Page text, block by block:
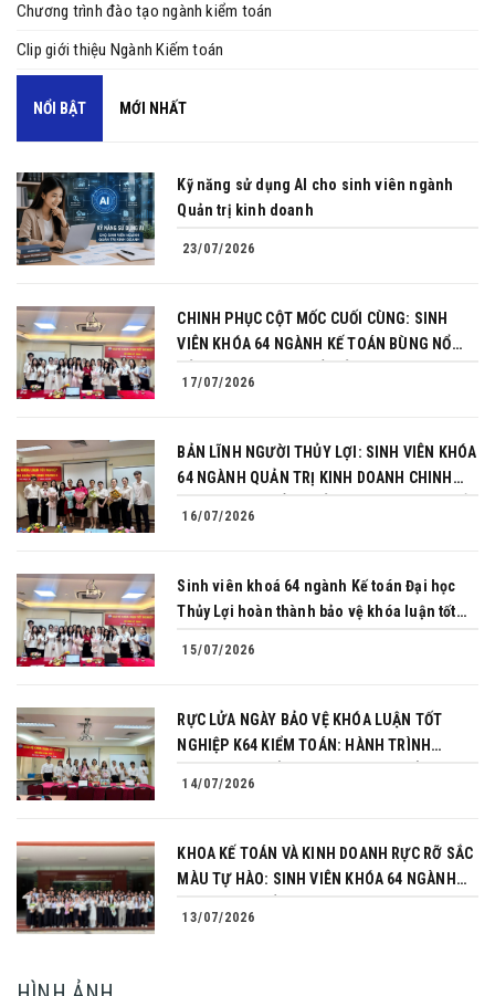
Chương trình đào tạo ngành kiểm toán
Clip giới thiệu Ngành Kiếm toán
NỔI BẬT MỚI NHẤT
Kỹ năng sử dụng AI cho sinh viên ngành
Quản trị kinh doanh
23/07/2026
CHINH PHỤC CỘT MỐC CUỐI CÙNG: SINH
VIÊN KHÓA 64 NGÀNH KẾ TOÁN BÙNG NỔ
17/07/2026
BẢN LĨNH NGƯỜI THỦY LỢI: SINH VIÊN KHÓA
64 NGÀNH QUẢN TRỊ KINH DOANH CHINH
16/07/2026
Sinh viên khoá 64 ngành Kế toán Đại học
Thủy Lợi hoàn thành bảo vệ khóa luận tốt
15/07/2026
RỰC LỬA NGÀY BẢO VỆ KHÓA LUẬN TỐT
NGHIỆP K64 KIỂM TOÁN: HÀNH TRÌNH
14/07/2026
KHOA KẾ TOÁN VÀ KINH DOANH RỰC RỠ SẮC
MÀU TỰ HÀO: SINH VIÊN KHÓA 64 NGÀNH
13/07/2026